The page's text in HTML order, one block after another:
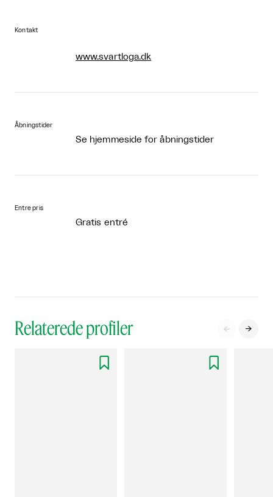
Kontakt
www.svartloga.dk
Åbningstider
Se hjemmeside for åbningstider
Entre pris
Gratis entré
Relaterede profiler  
 